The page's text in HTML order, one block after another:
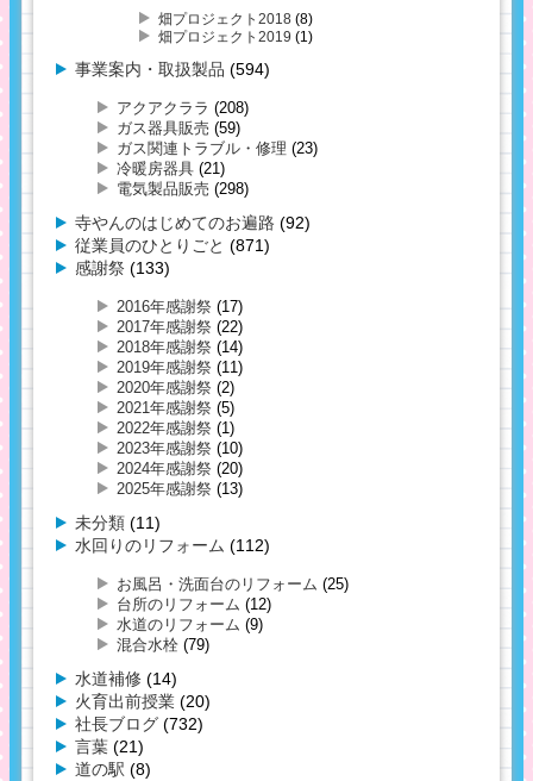
畑プロジェクト2018 (8)
畑プロジェクト2019 (1)
事業案内・取扱製品 (594)
アクアクララ (208)
ガス器具販売 (59)
ガス関連トラブル・修理 (23)
冷暖房器具 (21)
電気製品販売 (298)
寺やんのはじめてのお遍路 (92)
従業員のひとりごと (871)
感謝祭 (133)
2016年感謝祭 (17)
2017年感謝祭 (22)
2018年感謝祭 (14)
2019年感謝祭 (11)
2020年感謝祭 (2)
2021年感謝祭 (5)
2022年感謝祭 (1)
2023年感謝祭 (10)
2024年感謝祭 (20)
2025年感謝祭 (13)
未分類 (11)
水回りのリフォーム (112)
お風呂・洗面台のリフォーム (25)
台所のリフォーム (12)
水道のリフォーム (9)
混合水栓 (79)
水道補修 (14)
火育出前授業 (20)
社長ブログ (732)
言葉 (21)
道の駅 (8)